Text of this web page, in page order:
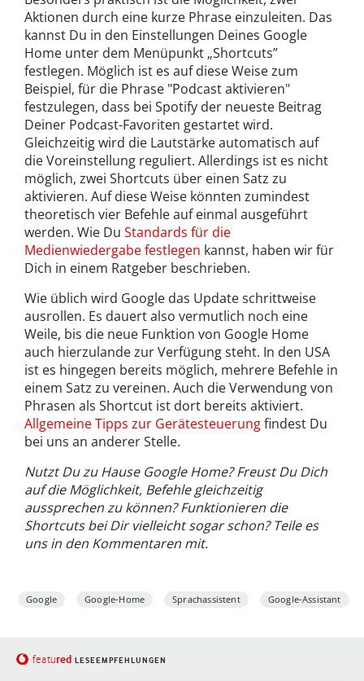
Aktionen durch eine kurze Phrase einzuleiten. Das
kannst Du in den Einstellungen Deines Google
Home unter dem Menüpunkt „Shortcuts”
festlegen. Möglich ist es auf diese Weise zum
Beispiel, für die Phrase "Podcast aktivieren"
festzulegen, dass bei Spotify der neueste Beitrag
Deiner Podcast-Favoriten gestartet wird.
Gleichzeitig wird die Lautstärke automatisch auf
die Voreinstellung reguliert. Allerdings ist es nicht
möglich, zwei Shortcuts über einen Satz zu
aktivieren. Auf diese Weise könnten zumindest
theoretisch vier Befehle auf einmal ausgeführt
werden. Wie Du Standards für die
Medienwiedergabe festlegen kannst, haben wir für
Dich in einem Ratgeber beschrieben.
Wie üblich wird Google das Update schrittweise
ausrollen. Es dauert also vermutlich noch eine
Weile, bis die neue Funktion von Google Home
auch hierzulande zur Verfügung steht. In den USA
ist es hingegen bereits möglich, mehrere Befehle in
einem Satz zu vereinen. Auch die Verwendung von
Phrasen als Shortcut ist dort bereits aktiviert.
Allgemeine Tipps zur Gerätesteuerungfindest Du
bei uns an anderer Stelle.
Nutzt Du zu Hause Google Home? Freust Du Dich
auf die Möglichkeit, Befehle gleichzeitig
aussprechen zu können? Funktionieren die
Shortcuts bei Dir vielleicht sogar schon? Teile es
uns in den Kommentaren mit.
Google Google-Home Sprachassistent Google-Assistant
featured LESEEMPFEHLUNGEN